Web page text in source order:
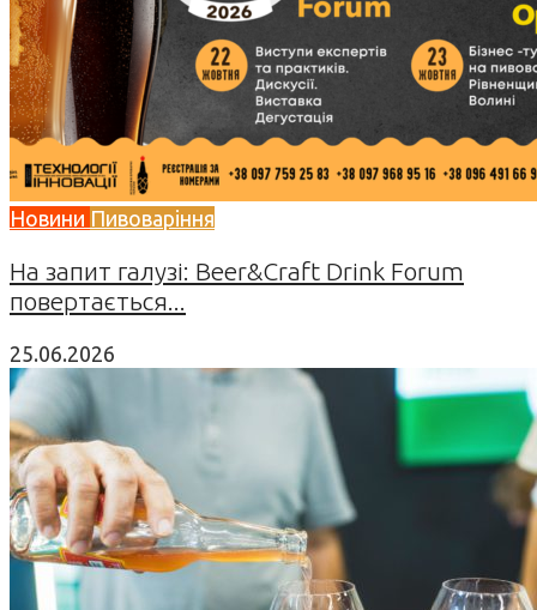
Новини Пивоваріння
На запит галузі: Beer&Craft Drink Forum
повертається...
25.06.2026